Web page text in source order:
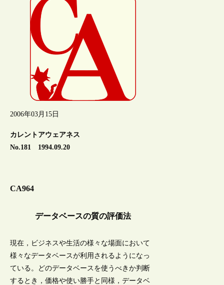
2006年03月15日
カレントアウェアネス
No.181 1994.09.20
CA964
データベースの質の評価法
現在，ビジネスや生活の様々な場面において
様々なデータベースが利用されるようになっ
ている。どのデータベースを使うべきか判断
するとき，価格や使い勝手と同様，データベ